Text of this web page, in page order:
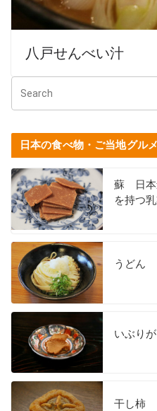
八戸せんべい汁
日本の食べ物・ご当地グルメ
蘇 日本
を持つ
うどん
いぶり
干し柿